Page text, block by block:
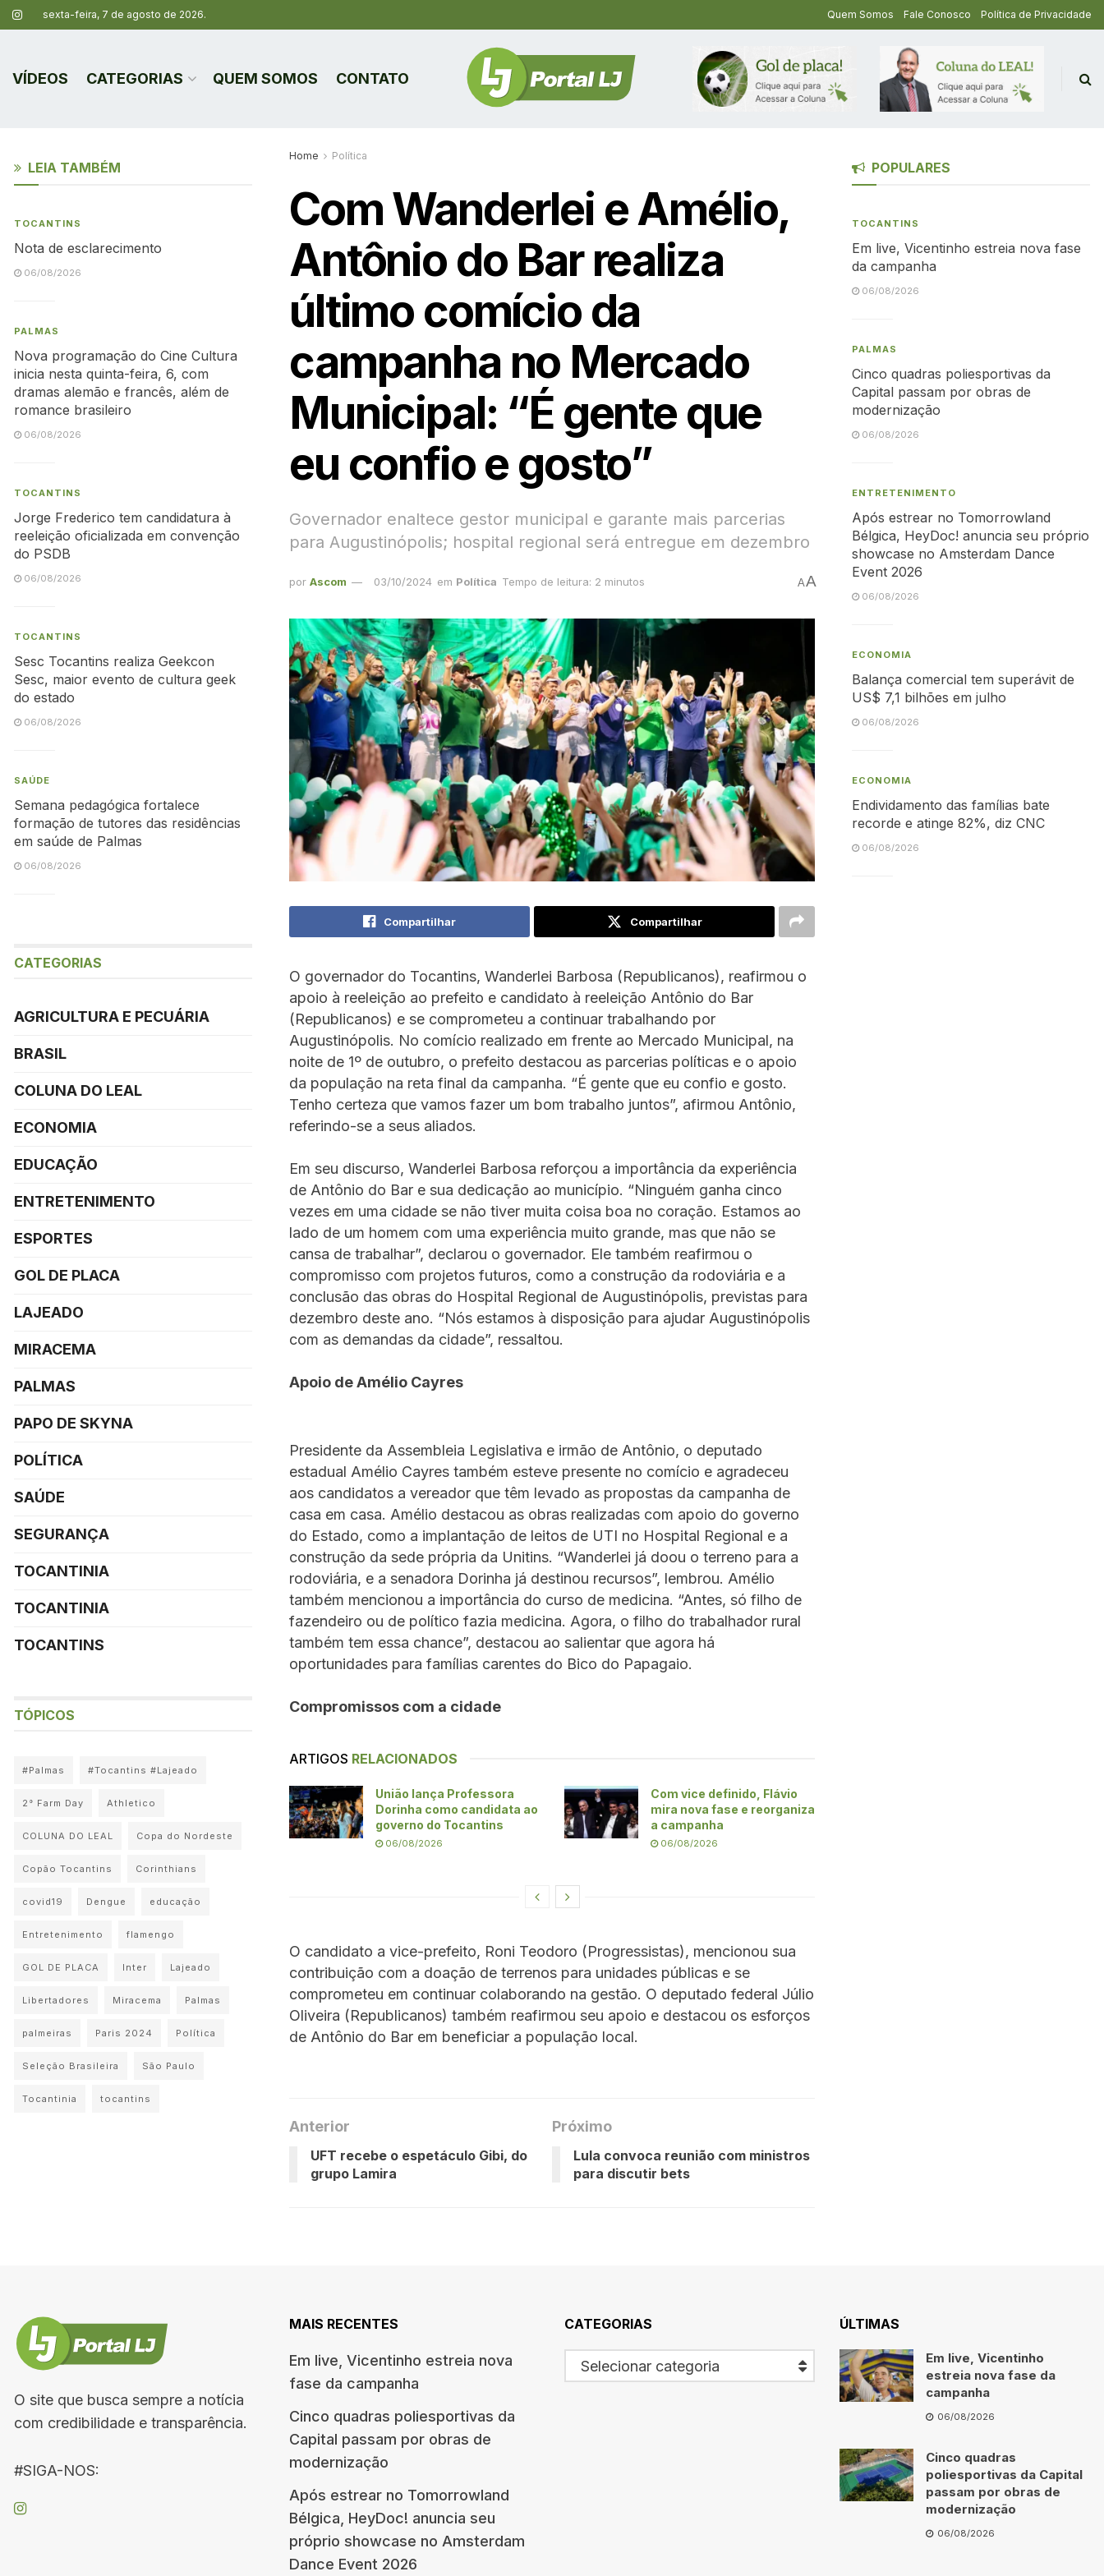
sexta-feira, 7 de agosto de 2026. Quem Somos Fale Conosco Política de Privacidade
VÍDEOS CATEGORIAS QUEM SOMOS CONTATO
Home Política
Com Wanderlei e Amélio,
Antônio do Bar realiza
último comício da
campanha no Mercado
Municipal: “É gente que
eu confio e gosto”
Governador enaltece gestor municipal e garante mais parcerias
para Augustinópolis; hospital regional será entregue em dezembro
por Ascom 03/10/2024 em Política Tempo de leitura: 2 minutos AA
Compartilhar Compartilhar
O governador do Tocantins, Wanderlei Barbosa (Republicanos), reafirmou o
apoio à reeleição ao prefeito e candidato à reeleição Antônio do Bar
(Republicanos) e se comprometeu a continuar trabalhando por
Augustinópolis. No comício realizado em frente ao Mercado Municipal, na
noite de 1º de outubro, o prefeito destacou as parcerias políticas e o apoio
da população na reta final da campanha. “É gente que eu confio e gosto.
Tenho certeza que vamos fazer um bom trabalho juntos”, afirmou Antônio,
referindo-se a seus aliados.
Em seu discurso, Wanderlei Barbosa reforçou a importância da experiência
de Antônio do Bar e sua dedicação ao município. “Ninguém ganha cinco
vezes em uma cidade se não tiver muita coisa boa no coração. Estamos ao
lado de um homem com uma experiência muito grande, mas que não se
cansa de trabalhar”, declarou o governador. Ele também reafirmou o
compromisso com projetos futuros, como a construção da rodoviária e a
conclusão das obras do Hospital Regional de Augustinópolis, previstas para
dezembro deste ano. “Nós estamos à disposição para ajudar Augustinópolis
com as demandas da cidade”, ressaltou.
Apoio de Amélio Cayres
Presidente da Assembleia Legislativa e irmão de Antônio, o deputado
estadual Amélio Cayres também esteve presente no comício e agradeceu
aos candidatos a vereador que têm levado as propostas da campanha de
casa em casa. Amélio destacou as obras realizadas com apoio do governo
do Estado, como a implantação de leitos de UTI no Hospital Regional e a
construção da sede própria da Unitins. “Wanderlei já doou o terreno para a
rodoviária, e a senadora Dorinha já destinou recursos”, lembrou. Amélio
também mencionou a importância do curso de medicina. “Antes, só filho de
fazendeiro ou de político fazia medicina. Agora, o filho do trabalhador rural
também tem essa chance”, destacou ao salientar que agora há
oportunidades para famílias carentes do Bico do Papagaio.
Compromissos com a cidade
ARTIGOS RELACIONADOS
União lança Professora
Dorinha como candidata ao
governo do Tocantins
06/08/2026
Com vice definido, Flávio
mira nova fase e reorganiza
a campanha
06/08/2026
O candidato a vice-prefeito, Roni Teodoro (Progressistas), mencionou sua
contribuição com a doação de terrenos para unidades públicas e se
comprometeu em continuar colaborando na gestão. O deputado federal Júlio
Oliveira (Republicanos) também reafirmou seu apoio e destacou os esforços
de Antônio do Bar em beneficiar a população local.
Anterior
UFT recebe o espetáculo Gibi, do
grupo Lamira
Próximo
Lula convoca reunião com ministros
para discutir bets
LEIA TAMBÉM
TOCANTINS
Nota de esclarecimento
06/08/2026
PALMAS
Nova programação do Cine Cultura
inicia nesta quinta-feira, 6, com
dramas alemão e francês, além de
romance brasileiro
06/08/2026
TOCANTINS
Jorge Frederico tem candidatura à
reeleição oficializada em convenção
do PSDB
06/08/2026
TOCANTINS
Sesc Tocantins realiza Geekcon
Sesc, maior evento de cultura geek
do estado
06/08/2026
SAÚDE
Semana pedagógica fortalece
formação de tutores das residências
em saúde de Palmas
06/08/2026
CATEGORIAS
AGRICULTURA E PECUÁRIA
BRASIL
COLUNA DO LEAL
ECONOMIA
EDUCAÇÃO
ENTRETENIMENTO
ESPORTES
GOL DE PLACA
LAJEADO
MIRACEMA
PALMAS
PAPO DE SKYNA
POLÍTICA
SAÚDE
SEGURANÇA
TOCANTINIA
TOCANTINIA
TOCANTINS
TÓPICOS
#Palmas #Tocantins #Lajeado
2° Farm Day Athletico
COLUNA DO LEAL Copa do Nordeste
Copão Tocantins Corinthians
covid19 Dengue educação
Entretenimento flamengo
GOL DE PLACA Inter Lajeado
Libertadores Miracema Palmas
palmeiras Paris 2024 Política
Seleção Brasileira São Paulo
Tocantinia tocantins
POPULARES
TOCANTINS
Em live, Vicentinho estreia nova fase
da campanha
06/08/2026
PALMAS
Cinco quadras poliesportivas da
Capital passam por obras de
modernização
06/08/2026
ENTRETENIMENTO
Após estrear no Tomorrowland
Bélgica, HeyDoc! anuncia seu próprio
showcase no Amsterdam Dance
Event 2026
06/08/2026
ECONOMIA
Balança comercial tem superávit de
US$ 7,1 bilhões em julho
06/08/2026
ECONOMIA
Endividamento das famílias bate
recorde e atinge 82%, diz CNC
06/08/2026
O site que busca sempre a notícia
com credibilidade e transparência.
#SIGA-NOS:
MAIS RECENTES
Em live, Vicentinho estreia nova
fase da campanha
Cinco quadras poliesportivas da
Capital passam por obras de
modernização
Após estrear no Tomorrowland
Bélgica, HeyDoc! anuncia seu
próprio showcase no Amsterdam
Dance Event 2026
CATEGORIAS
Selecionar categoria
ÚLTIMAS
Em live, Vicentinho
estreia nova fase da
campanha
06/08/2026
Cinco quadras
poliesportivas da Capital
passam por obras de
modernização
06/08/2026